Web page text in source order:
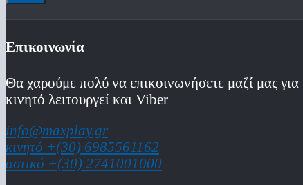
Επικοινωνία
Θα χαρούμε πολύ να επικοινωνήσετε μαζί μας
κινητό λειτoυργεί και Viber
info@maxplay.gr
κινητό +(30) 6985561162
αστικό +(30) 2741001000